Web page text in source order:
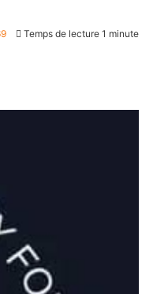
Temps de lecture 1 minute